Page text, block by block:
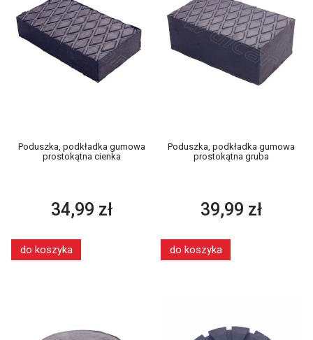
Poduszka, podkładka gumowa
prostokątna cienka
34,99 zł
do koszyka
Poduszka, podkładka gumowa
prostokątna gruba
39,99 zł
do koszyka